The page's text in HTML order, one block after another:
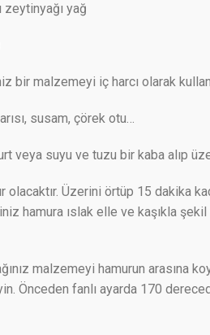
zeytinyağı yağ
bir malzemeyi iç harcı olarak
susam, çörek otu…
veya suyu ve tuzu bir kaba alıp
olacaktır. Üzerini örtüp 15 dakika
hamura ıslak elle ve kaşıkla
malzemeyi hamurun arasına
Önceden fanlı ayarda 170